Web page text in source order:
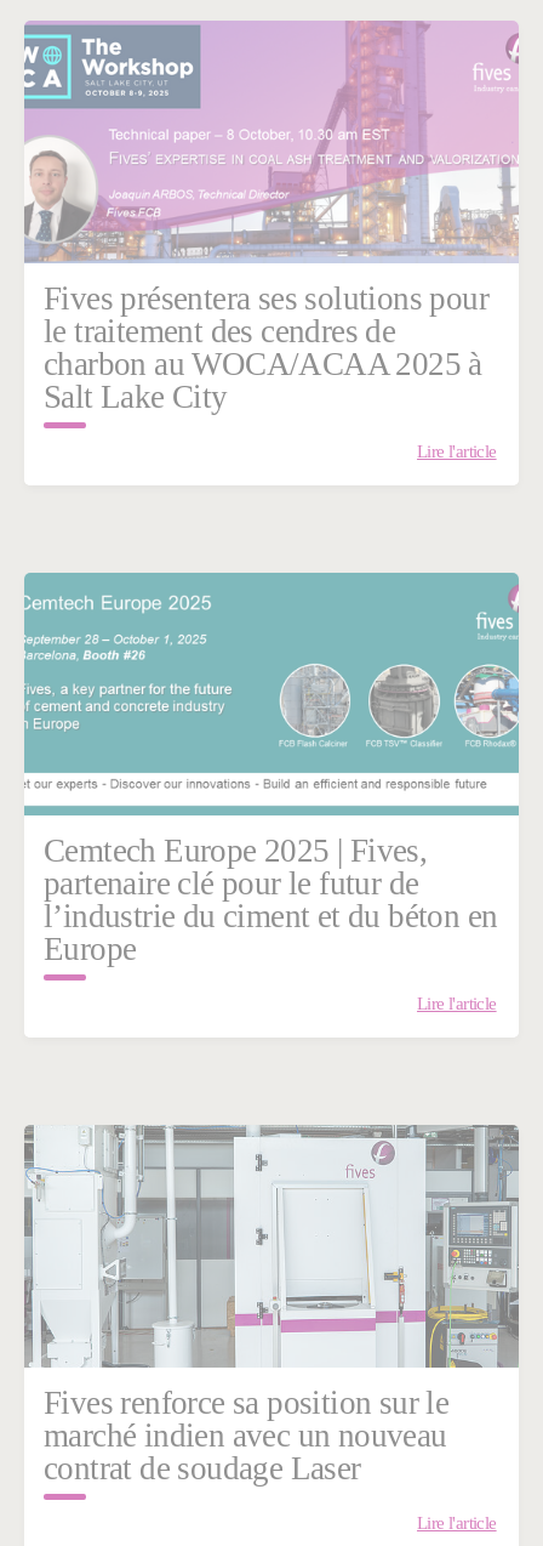
Fives présentera ses solutions pour
le traitement des cendres de
charbon au WOCA/ACAA 2025 à
Salt Lake City
Lire l'article
Cemtech Europe 2025 | Fives,
partenaire clé pour le futur de
l’industrie du ciment et du béton en
Europe
Lire l'article
Fives renforce sa position sur le
marché indien avec un nouveau
contrat de soudage Laser
Lire l'article